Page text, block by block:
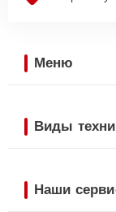
Меню
Виды
Наши